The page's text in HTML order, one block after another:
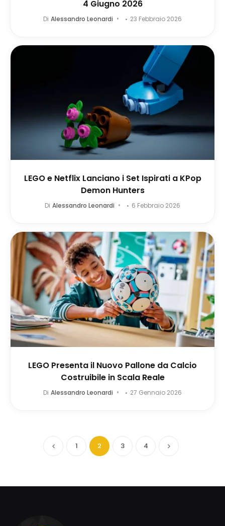
4 Giugno 2026
Di Alessandro Leonardi 23 Febbraio 2026
LEGO e Netflix Lanciano i Set Ispirati a KPop
Demon Hunters
Di Alessandro Leonardi 6 Febbraio 2026
LEGO Presenta il Nuovo Pallone da Calcio
Costruibile in Scala Reale
Di Alessandro Leonardi 27 Gennaio 2026
Precedente
1 2 3 4